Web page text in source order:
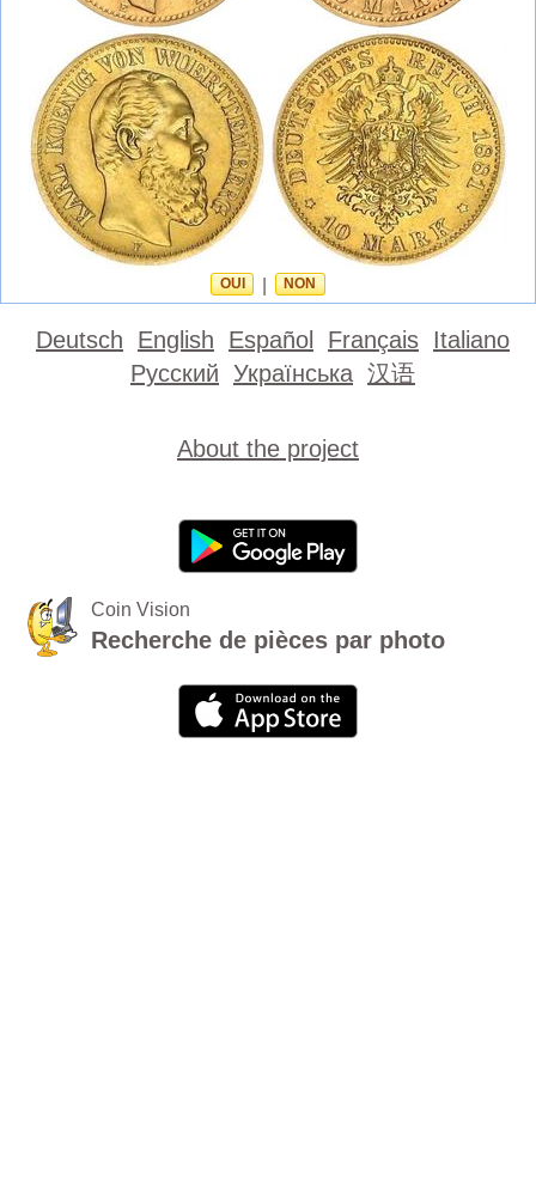
OUI NON
Deutsch English Español Français Italiano
Русский Українська 汉语
About the project
Coin Vision
Recherche de pièces par photo